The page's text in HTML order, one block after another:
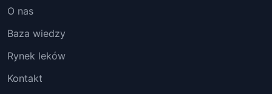
O nas
Baza wiedzy
Rynek leków
Kontakt